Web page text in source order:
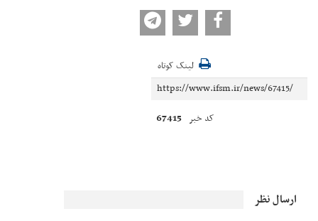
لینک کوتاه
کد خبر 67415
ارسال نظر